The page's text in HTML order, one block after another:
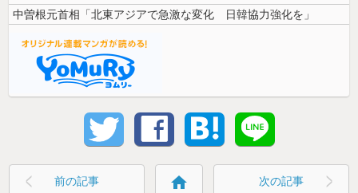
中曽根元首相「北東アジアで急激な変化 日韓協力強化を」
前の記事 home 次の記事